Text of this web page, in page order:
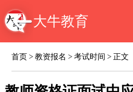
大牛教育
首页 >教资报名 >考试时间 > 正文